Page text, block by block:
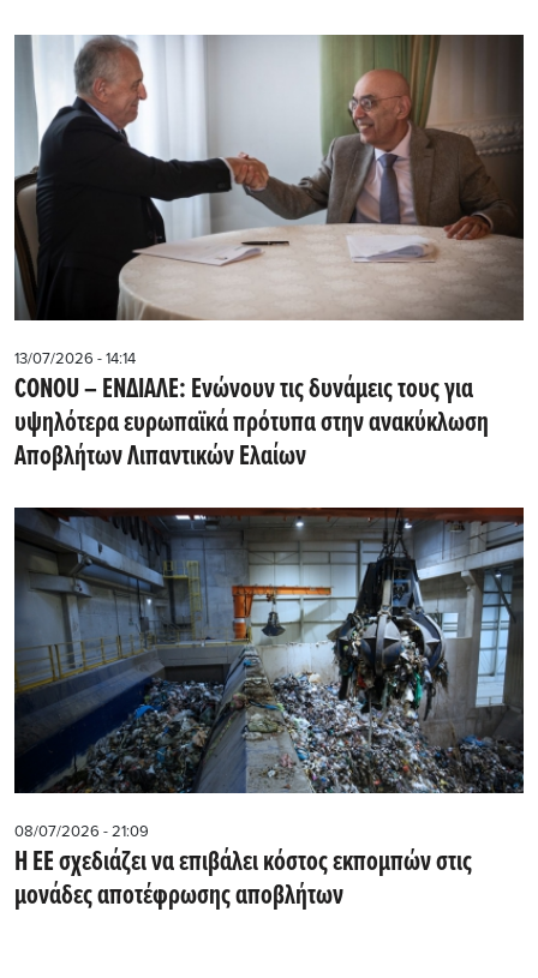
13/07/2026 - 14:14
CONOU – ΕΝΔΙΑΛΕ: Ενώνουν τις δυνάμεις τους για
υψηλότερα ευρωπαϊκά πρότυπα στην ανακύκλωση
Αποβλήτων Λιπαντικών Ελαίων
08/07/2026 - 21:09
Η ΕΕ σχεδιάζει να επιβάλει κόστος εκπομπών στις
μονάδες αποτέφρωσης αποβλήτων